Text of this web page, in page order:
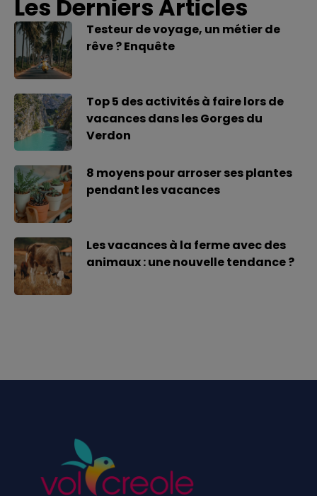
Les Derniers Articles
Testeur de voyage, un métier de
rêve ? Enquête
Top 5 des activités à faire lors de
vacances dans les Gorges du
Verdon
8 moyens pour arroser ses plantes
pendant les vacances
Les vacances à la ferme avec des
animaux : une nouvelle tendance ?